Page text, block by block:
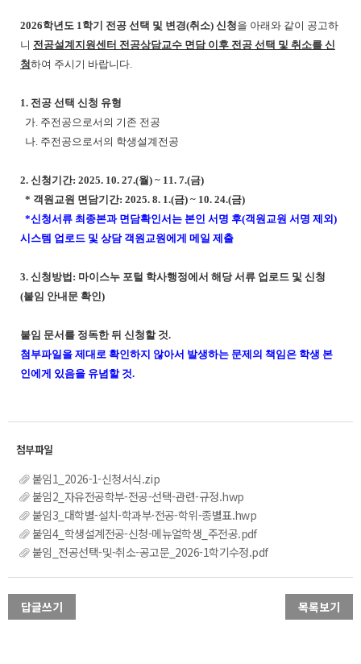
2026학년도 1학기 전공 선택 및 변경(취소) 신청을 아래와 같이 공고하
니 전공설계지원센터 전공상담교수 면담 이후 전공 선택 및 취소를 신
청하여 주시기 바랍니다.
1. 전공 선택 신청 유형
가. 주전공으로서의 기존 전공
나. 주전공으로서의 학생설계전공
2. 신청기간: 2025. 10. 27.(월) ~ 11. 7.(금)
* 객원교원 면담기간: 2025. 8. 1.(금) ~ 10. 24.(금)
*신청서류 최종본과 면담확인서는 본인 서명 후(객원교원 서명 제외)
시스템 업로드 및 상담 객원교원에게 메일 제출
3. 신청방법: 마이스누 포털 학사행정에서 해당 서류 업로드 및 신청
(붙임 안내문 확인)
붙임 문서를 정독한 뒤 신청할 것.
첨부파일을 제대로 확인하지 않아서 발생하는 문제의 책임은 학생 본
인에게 있음을 유념할 것.
붙임1_2026-1-신청서식.zip
붙임2_자유전공학부-전공-선택-관련-규정.hwp
붙임3_대학별-설치-학과부·전공-학위-종별표.hwp
붙임4_학생설계전공-신청-메뉴얼학생_주전공.pdf
붙임_전공선택-및-취소-공고문_2026-1학기수정.pdf
답글쓰기 목록보기